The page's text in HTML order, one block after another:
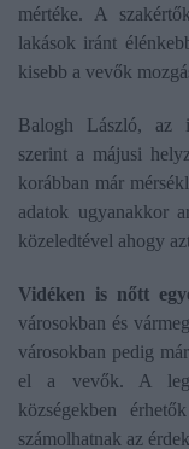
mértéke. A
lakások iránt
kisebb a vevők
Balogh László, az
szerint a májusi
korábban már
adatok ugyanakkor
közeledtével ahogy
Vidéken is nőtt
városokban és
városokban pedig
el a vevők. A
községekben
számolhatnak az